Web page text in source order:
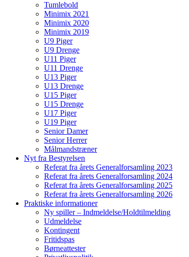
Tumlebold
Minimix 2021
Minimix 2020
Minimix 2019
U9 Piger
U9 Drenge
U11 Piger
U11 Drenge
U13 Piger
U13 Drenge
U15 Piger
U15 Drenge
U17 Piger
U19 Piger
Senior Damer
Senior Herrer
Målmandstræner
Nyt fra Bestyrelsen
Referat fra årets Generalforsamling 2023
Referat fra årets Generalforsamling 2024
Referat fra årets Generalforsamling 2025
Referat fra årets Generalforsamling 2026
Praktiske informationer
Ny spiller – Indmeldelse/Holdtilmelding
Udmeldelse
Kontingent
Fritidspas
Børneattester